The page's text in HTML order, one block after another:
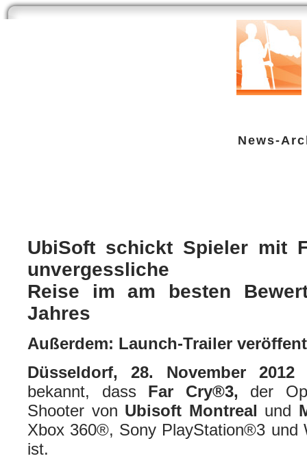
News-
UbiSoft schickt Spieler mit
unvergessliche
Reise im am besten
Jahres
Außerdem: Launch-Trailer
Düsseldorf, 28. November
bekannt, dass Far Cry®3, der
Shooter von Ubisoft Montreal und
Xbox 360®, Sony PlayStation®3 und
ist.